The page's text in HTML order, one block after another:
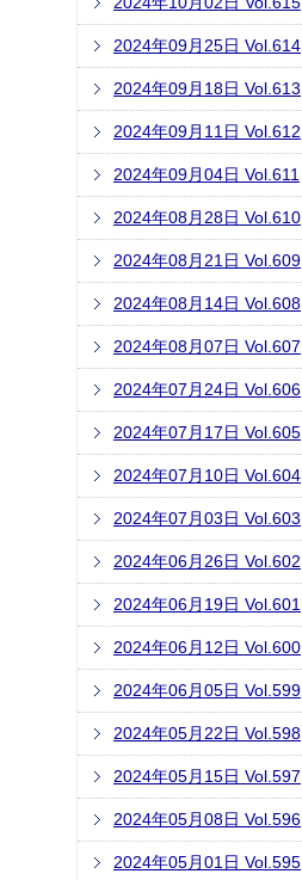
2024年09月25日 Vol.614
2024年09月18日 Vol.613
2024年09月11日 Vol.612
2024年09月04日 Vol.611
2024年08月28日 Vol.610
2024年08月21日 Vol.609
2024年08月14日 Vol.608
2024年08月07日 Vol.607
2024年07月24日 Vol.606
2024年07月17日 Vol.605
2024年07月10日 Vol.604
2024年07月03日 Vol.603
2024年06月26日 Vol.602
2024年06月19日 Vol.601
2024年06月12日 Vol.600
2024年06月05日 Vol.599
2024年05月22日 Vol.598
2024年05月15日 Vol.597
2024年05月08日 Vol.596
2024年05月01日 Vol.595